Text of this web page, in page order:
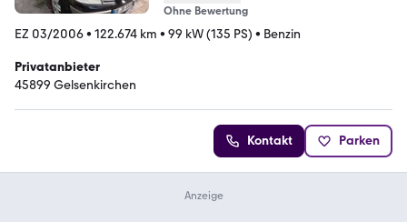
Ohne Bewertung
EZ 03/2006• 122.674 km • 99 kW (135 PS) • Benzin
Privatanbieter
45899 Gelsenkirchen
Kontakt Parken